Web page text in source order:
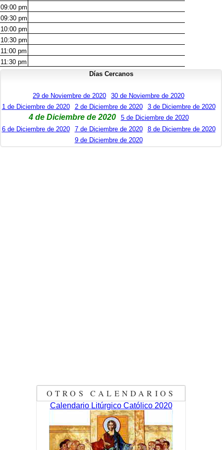
09:00 pm
09:30 pm
10:00 pm
10:30 pm
11:00 pm
11:30 pm
Días Cercanos
29 de Noviembre de 2020
30 de Noviembre de 2020
1 de Diciembre de 2020
2 de Diciembre de 2020 3 de Diciembre de 2020
4 de Diciembre de 2020
5 de Diciembre de 2020
6 de Diciembre de 2020
7 de Diciembre de 2020
8 de Diciembre de 2020
9 de Diciembre de 2020
OTROS CALENDARIOS
Calendario Litúrgico Católico 2020